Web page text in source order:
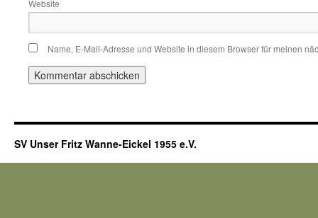
Website
Name, E-Mail-Adresse und Website in diesem Browser für meinen
SV Unser Fritz Wanne-Eickel 1955 e.V.